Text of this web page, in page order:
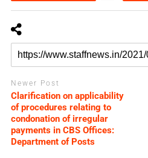
Newer Post
Clarification on applicability
of procedures relating to
condonation of irregular
payments in CBS Offices:
Department of Posts